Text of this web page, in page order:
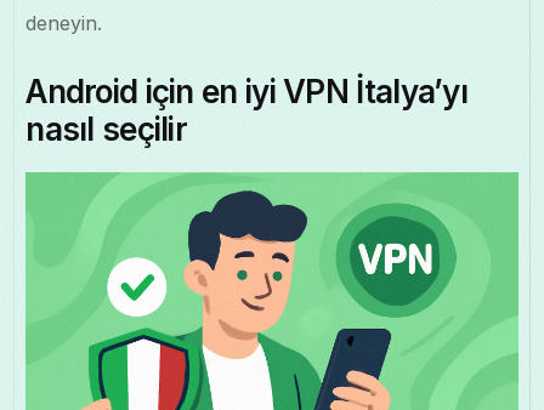
deneyin.
Android için en iyi VPN İtalya’yı
nasıl seçilir